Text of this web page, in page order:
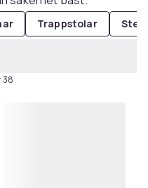
Trappstolar
38